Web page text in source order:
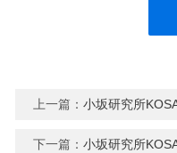
上一篇：小坂研究所
下一篇：小坂研究所